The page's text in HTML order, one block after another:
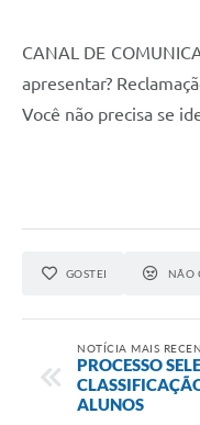
CANAL DE
apresentar?
Você não precisa se
GOSTEI NÃO
NOTÍCIA MAIS
PROCESSO
ALUNOS